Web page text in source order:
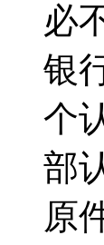
必
银
个
部
原